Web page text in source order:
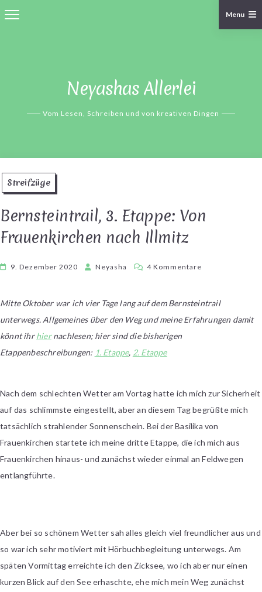
Neyashas Allerlei
Vom Lesen, Schreiben und von kreativen Dingen
Menu
Streifzüge
Bernsteintrail, 3. Etappe: Von
Frauenkirchen nach Illmitz
9. Dezember 2020 Neyasha 4 Kommentare
Etappe:
Von
Mitte Oktober war ich vier Tage lang auf dem Bernsteintrail
unterwegs. Allgemeines über den Weg und meine Erfahrungen damit
könnt ihrhiernachlesen; hier sind die bisherigen
Etappenbeschreibungen: 1. Etappe, 2. Etappe
Nach dem schlechten Wetter am Vortag hatte ich mich zur Sicherheit
auf das schlimmste eingestellt, aber an diesem Tag begrüßte mich
tatsächlich strahlender Sonnenschein. Bei der Basilika von
Frauenkirchen startete ich meine dritte Etappe, die ich mich aus
Frauenkirchen hinaus- und zunächst wieder einmal an Feldwegen
entlangführte.
Aber bei so schönem Wetter sah alles gleich viel freundlicher aus und
so war ich sehr motiviert mit Hörbuchbegleitung unterwegs. Am
späten Vormittag erreichte ich den Zicksee, wo ich aber nur einen
kurzen Blick auf den See erhaschte, ehe mich mein Weg zunächst